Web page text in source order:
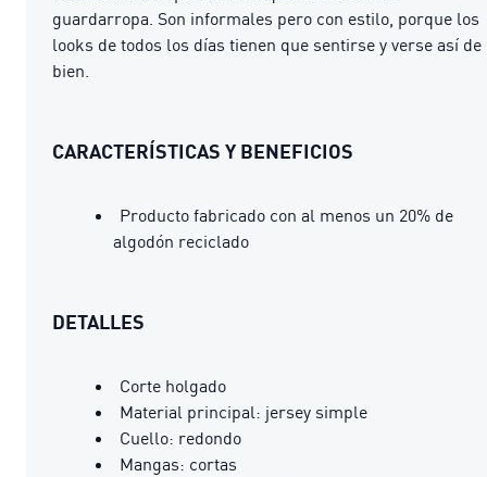
guardarropa. Son informales pero con estilo, porque los
looks de todos los días tienen que sentirse y verse así de
bien.
CARACTERÍSTICAS Y BENEFICIOS
Producto fabricado con al menos un 20% de
algodón reciclado
DETALLES
Corte holgado
Material principal: jersey simple
Cuello: redondo
Mangas: cortas